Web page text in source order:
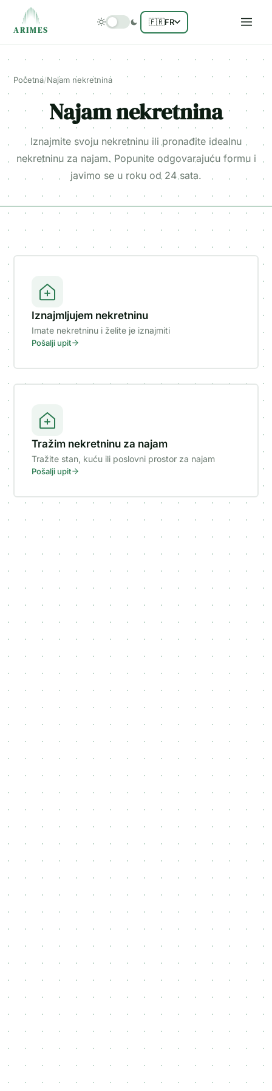
ARIMES
🇫🇷FR
Početna/Najam nekretnina
Najam nekretnina
Iznajmite svoju nekretninu ili pronađite idealnu
nekretninu za najam. Popunite odgovarajuću formu i
javimo se u roku od 24 sata.
Iznajmljujem nekretninu
Imate nekretninu i želite je iznajmiti
Pošalji upit
Tražim nekretninu za najam
Tražite stan, kuću ili poslovni prostor za najam
Pošalji upit